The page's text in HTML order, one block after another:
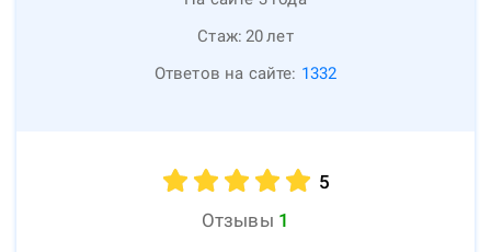
Стаж: 20лет
Ответов на сайте: 1332
5
Отзывы 1